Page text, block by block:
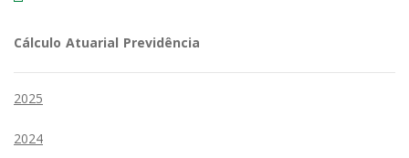
Cálculo Atuarial Previdência
2025
2024